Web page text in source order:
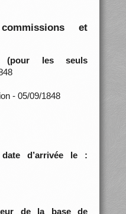
et
(pour les seuls
- 05/09/1848
d’arrivée le :
de la base de